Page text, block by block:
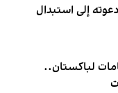
إلى استبدال
لباكستان..